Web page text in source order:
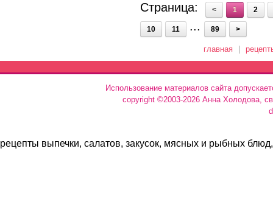
Страница:
< 1 2
10 11 ... 89 >
главная
Использование материалов сайта
copyright ©2003-2026 Анна Холодова,
рецепты выпечки, салатов, закусок, мясных и рыбных